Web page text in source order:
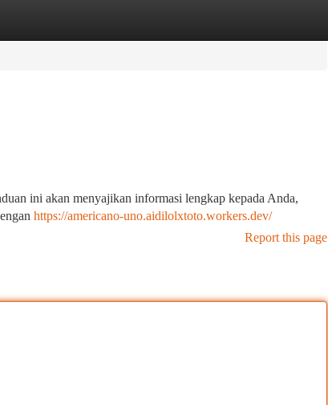
ini akan menyajikan informasi lengkap kepada Anda,
https://americano-uno.aidilolxtoto.workers.dev/
Report this page